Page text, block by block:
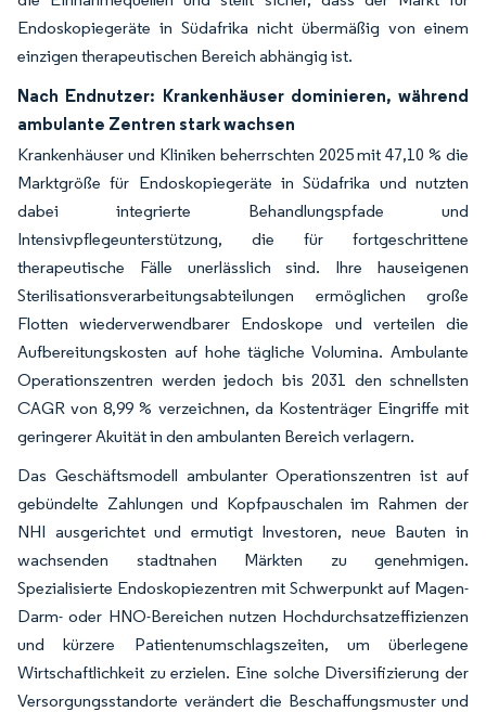
Endoskopiegeräte in Südafrika nicht übermäßig von einem
einzigen therapeutischen Bereich abhängig ist.
Nach Endnutzer: Krankenhäuser dominieren, während
ambulante Zentren stark wachsen
Krankenhäuser und Kliniken beherrschten 2025 mit 47,10 % die
Marktgröße für Endoskopiegeräte in Südafrika und nutzten
dabei integrierte Behandlungspfade und
Intensivpflegeunterstützung, die für fortgeschrittene
therapeutische Fälle unerlässlich sind. Ihre hauseigenen
Sterilisationsverarbeitungsabteilungen ermöglichen große
Flotten wiederverwendbarer Endoskope und verteilen die
Aufbereitungskosten auf hohe tägliche Volumina. Ambulante
Operationszentren werden jedoch bis 2031 den schnellsten
CAGR von 8,99 % verzeichnen, da Kostenträger Eingriffe mit
geringerer Akuität in den ambulanten Bereich verlagern.
Das Geschäftsmodell ambulanter Operationszentren ist auf
gebündelte Zahlungen und Kopfpauschalen im Rahmen der
NHI ausgerichtet und ermutigt Investoren, neue Bauten in
wachsenden stadtnahen Märkten zu genehmigen.
Spezialisierte Endoskopiezentren mit Schwerpunkt auf Magen-
Darm- oder HNO-Bereichen nutzen Hochdurchsatzeffizienzen
und kürzere Patientenumschlagszeiten, um überlegene
Wirtschaftlichkeit zu erzielen. Eine solche Diversifizierung der
Versorgungsstandorte verändert die Beschaffungsmuster und